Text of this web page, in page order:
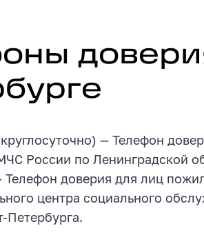
доверия в Санкт-
— Телефон
России по Ленинградской
Телефон доверия для лиц
центра социального
Петербурга.